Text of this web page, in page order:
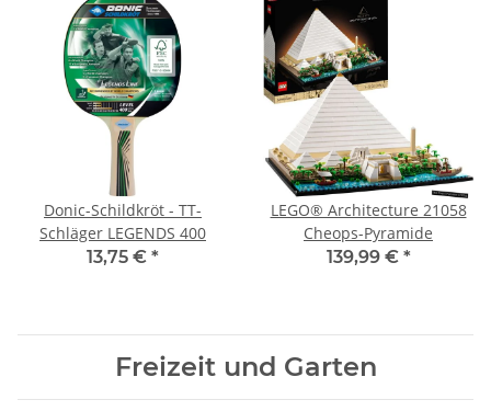
Donic-Schildkröt - TT-
Schläger LEGENDS 400
13,75 € *
LEGO® Architecture 21058
Cheops-Pyramide
139,99 € *
Freizeit und Garten